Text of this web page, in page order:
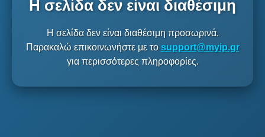
Η σελίδα δεν είναι διαθέσιμη
Η σελίδα δεν είναι διαθέσιμη προσωρινά.
Παρακαλώ επικοινωνήστε με το support@myip.gr
για περισσότερες πληροφορίες.